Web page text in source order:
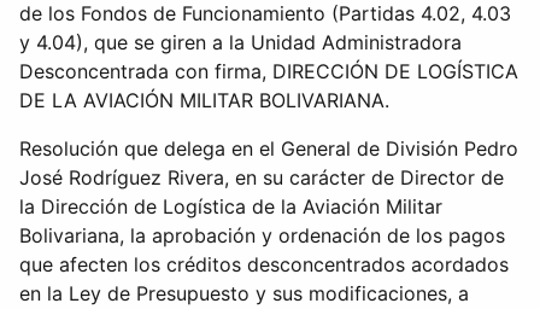
de los Fondos de Funcionamiento (Partidas 4.02, 4.03
y 4.04), que se giren a la Unidad Administradora
Desconcentrada con firma, DIRECCIÓN DE LOGÍSTICA
DE LA AVIACIÓN MILITAR BOLIVARIANA.
Resolución que delega en el General de División Pedro
José Rodríguez Rivera, en su carácter de Director de
la Dirección de Logística de la Aviación Militar
Bolivariana, la aprobación y ordenación de los pagos
que afecten los créditos desconcentrados acordados
en la Ley de Presupuesto y sus modificaciones, a